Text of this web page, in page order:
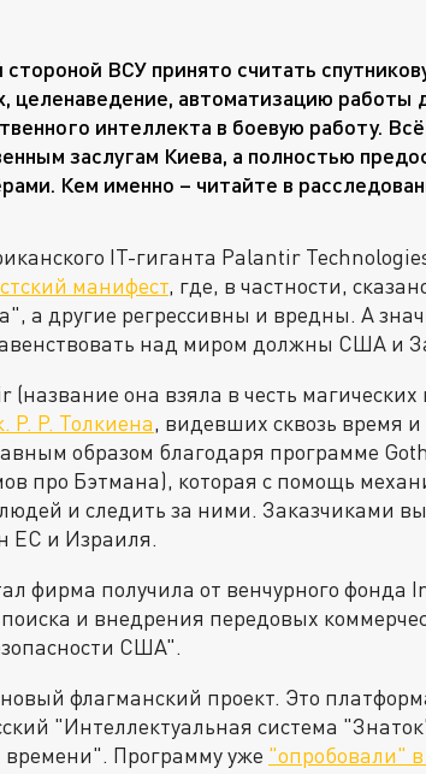
стороной ВСУ принято считать
целенаведение, автоматизацию работы
интеллекта в боевую работу.
заслугам Киева, а полностью
Кем именно – читайте в
IT-гиганта Palantir
манифест, где, в частности,
а другие регрессивны и вредны. А
над миром должны США и
она взяла в честь
Р. Р. Толкиена, видевших сквозь время
образом благодаря программе
про Бэтмана), которая с помощь
и следить за ними. Заказчиками
ЕС и Израиля.
фирма получила от венчурного фонда
и внедрения передовых
США".
флагманский проект. Это
"Интеллектуальная система
Программу уже "опробовали"